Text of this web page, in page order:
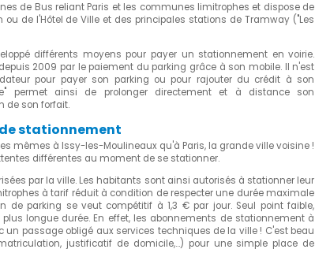
de Bus reliant Paris et les communes limitrophes et dispose de
de l'Hôtel de Ville et des principales stations de Tramway ("Les
différents moyens pour payer un stationnement en voirie.
2009 par le paiement du parking grâce à son mobile. Il n'est
pour payer son parking ou pour rajouter du crédit à son
permet ainsi de prolonger directement et à distance son
de son forfait.
stationnement
mêmes à Issy-les-Moulineaux qu'à Paris, la grande ville voisine !
différentes au moment de se stationner.
par la ville. Les habitants sont ainsi autorisés à stationner leur
à tarif réduit à condition de respecter une durée maximale
de parking se veut compétitif à 1,3 € par jour. Seul point faible,
longue durée. En effet, les abonnements de stationnement à
passage obligé aux services techniques de la ville ! C'est beau
justificatif de domicile,...) pour une simple place de